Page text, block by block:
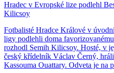
Hradec v Evropské lize podlehl
Kilicsoy
Fotbalisté Hradce Králové v
ligy podlehli doma
rozhodl Semih Kilicsoy. Hosté, v
český křídelník Václav Černý,
Kassouma Ouattary. Odveta je na